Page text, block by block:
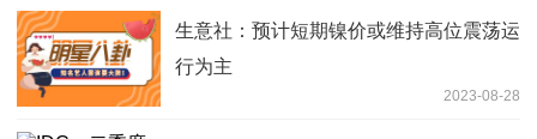
生意社：预计短期镍价或维持高位震荡运
行为主
2023-08-28